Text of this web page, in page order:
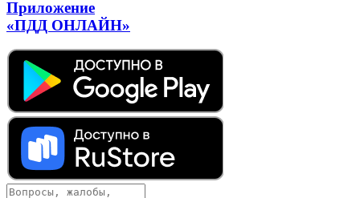
Приложение
«ПДД ОНЛАЙН»